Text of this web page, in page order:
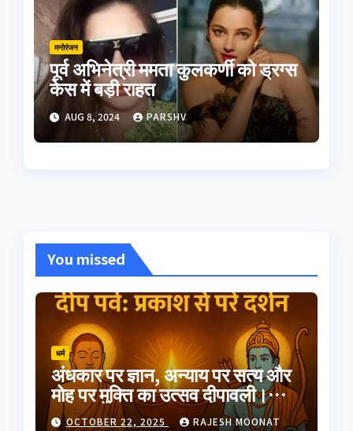
मनोरंजन
पूर्व अभिनेत्री ममता कुलकर्णी को ड्रग्स
केस में बड़ी राहत
AUG 8, 2024 PARSHV
You missed
धर्म
अंधकार पर ज्ञान, अन्याय पर सत्य और
मोह पर मुक्ति का उत्सव दीपावली।
भारतीय परंपरा का यह त्योहार
OCTOBER 22, 2025 RAJESH MOONAT